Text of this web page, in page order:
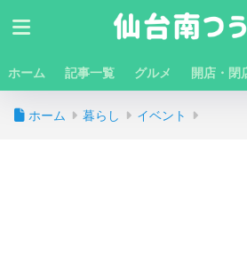
ホーム 記事一覧 グルメ 開店・閉
ホーム 暮らし イベント